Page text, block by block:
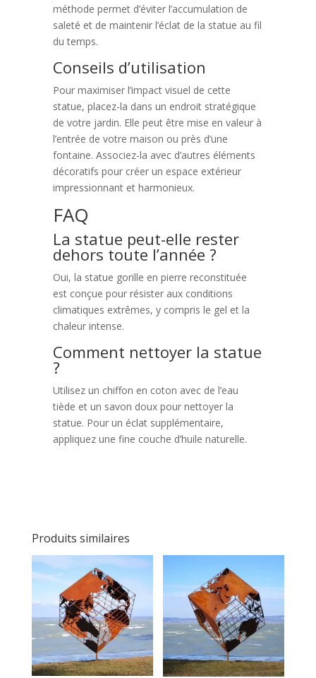
méthode permet d’éviter l’accumulation de
saleté et de maintenir l’éclat de la statue au fil
du temps.
Conseils d’utilisation
Pour maximiser l’impact visuel de cette
statue, placez-la dans un endroit stratégique
de votre jardin. Elle peut être mise en valeur à
l’entrée de votre maison ou près d’une
fontaine. Associez-la avec d’autres éléments
décoratifs pour créer un espace extérieur
impressionnant et harmonieux.
FAQ
La statue peut-elle rester
dehors toute l’année ?
Oui, la statue gorille en pierre reconstituée
est conçue pour résister aux conditions
climatiques extrêmes, y compris le gel et la
chaleur intense.
Comment nettoyer la statue
?
Utilisez un chiffon en coton avec de l’eau
tiède et un savon doux pour nettoyer la
statue. Pour un éclat supplémentaire,
appliquez une fine couche d’huile naturelle.
Produits similaires